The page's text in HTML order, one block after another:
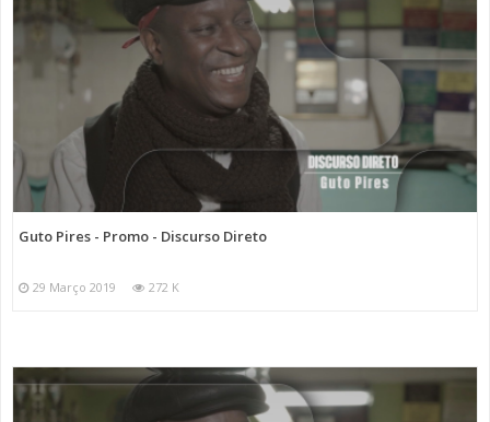
Guto Pires - Promo - Discurso Direto
29 Março 2019 272 K